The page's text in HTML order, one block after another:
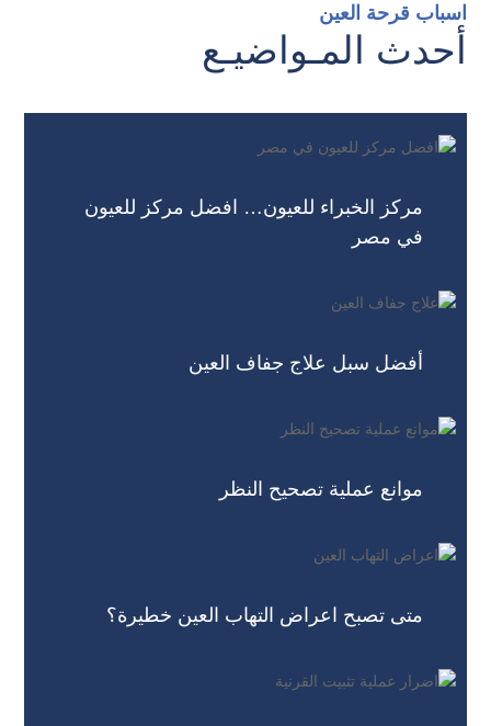
أحدث المـواضيـع
مركز الخبراء للعيون… افضل مركز للعيون
في مصر
أفضل سبل علاج جفاف العين
موانع عملية تصحيح النظر
متى تصبح اعراض التهاب العين خطيرة؟
اسباب قرحة العين